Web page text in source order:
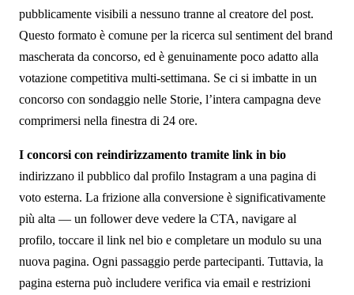
pubblicamente visibili a nessuno tranne al creatore del post.
Questo formato è comune per la ricerca sul sentiment del brand
mascherata da concorso, ed è genuinamente poco adatto alla
votazione competitiva multi-settimana. Se ci si imbatte in un
concorso con sondaggio nelle Storie, l’intera campagna deve
comprimersi nella finestra di 24 ore.
I concorsi con reindirizzamento tramite link in bio
indirizzano il pubblico dal profilo Instagram a una pagina di
voto esterna. La frizione alla conversione è significativamente
più alta — un follower deve vedere la CTA, navigare al
profilo, toccare il link nel bio e completare un modulo su una
nuova pagina. Ogni passaggio perde partecipanti. Tuttavia, la
pagina esterna può includere verifica via email e restrizioni